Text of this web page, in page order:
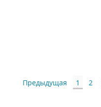
Предыдущая 1 2